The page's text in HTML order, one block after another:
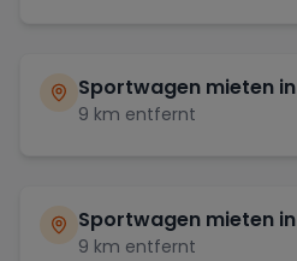
Sportwagen mieten in
9 km entfernt
Sportwagen mieten in
9 km entfernt